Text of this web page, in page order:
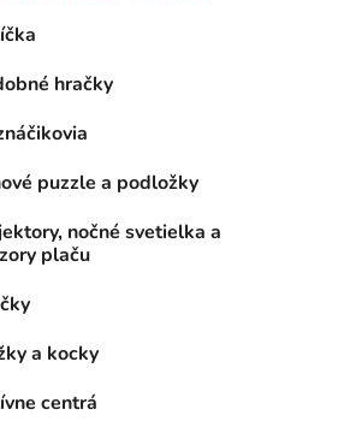
hračky
puzzle a podložky
nočné svetielka a
plaču
a kocky
centrá